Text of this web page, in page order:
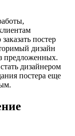
постер
дизайн
предложенных.
дизайнером
постера еще